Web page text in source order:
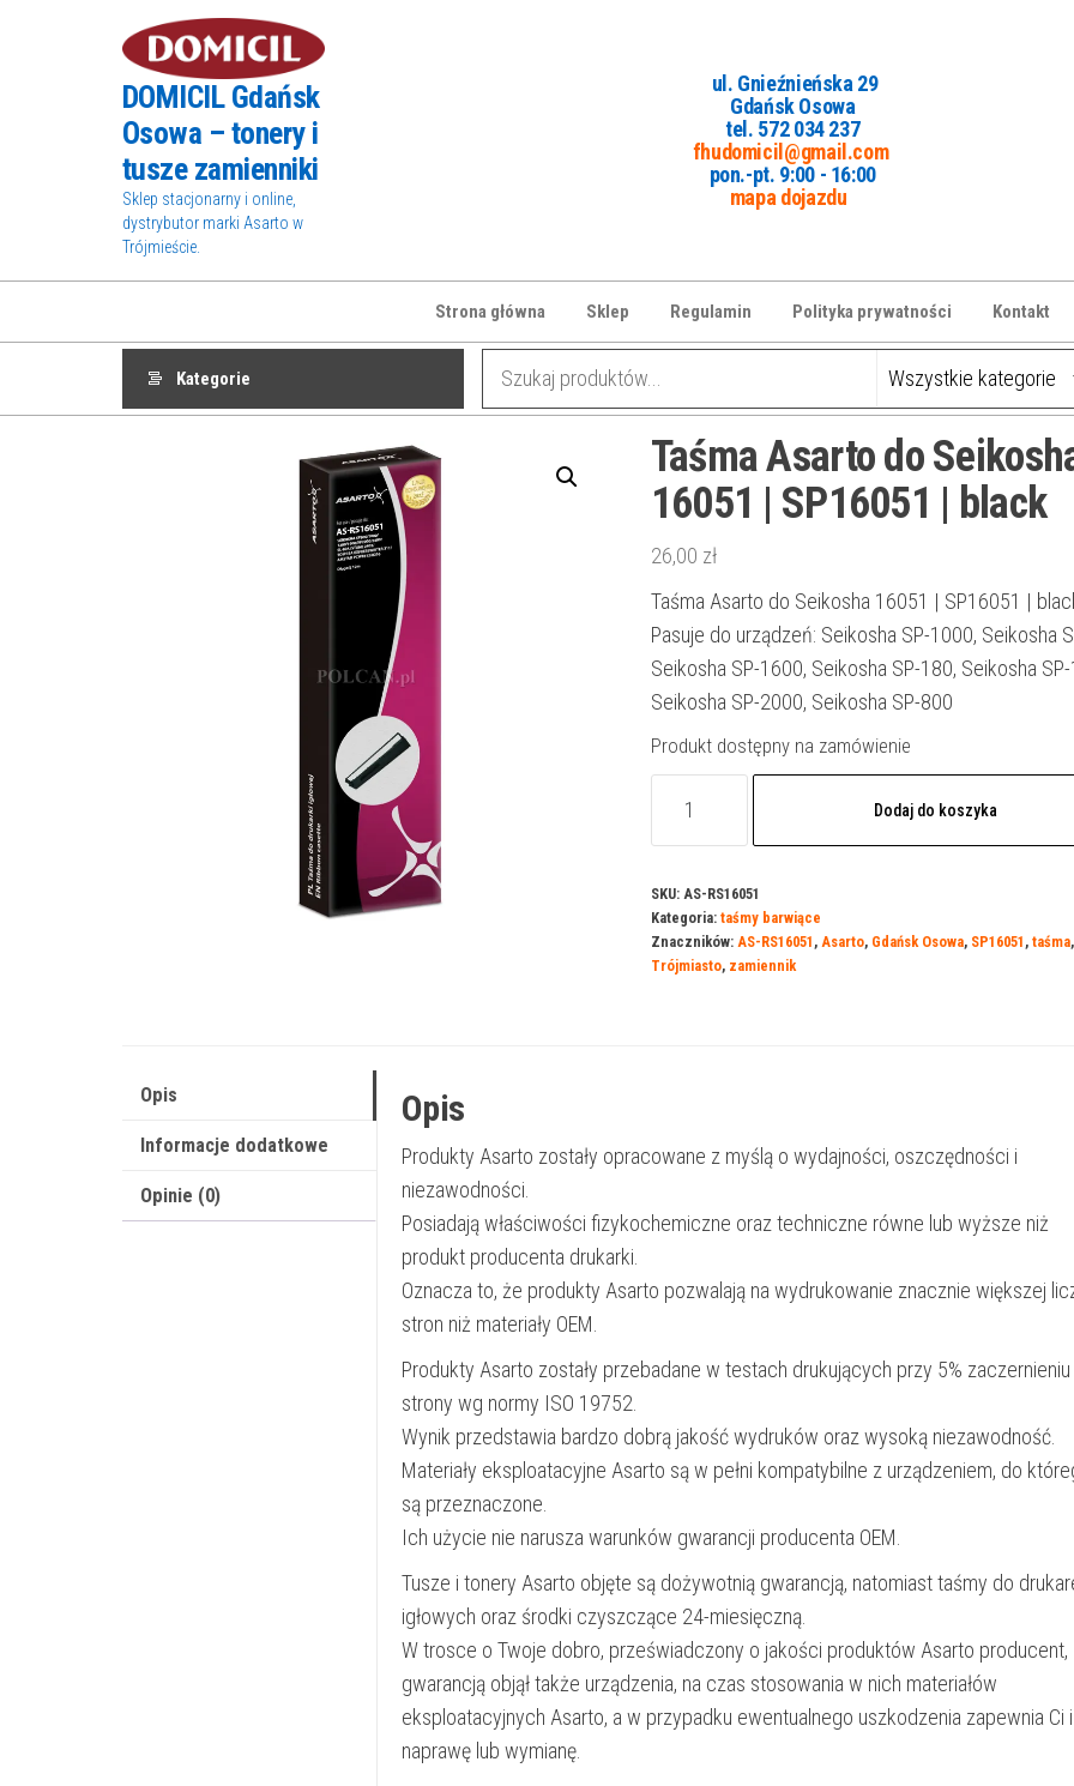
DOMICIL Gdańsk
Osowa – tonery i
tusze zamienniki
Sklep stacjonarny i online,
dystrybutor marki Asarto w
Trójmieście.
ul. Gnieźnieńska 29
Gdańsk Osowa
tel. 572 034 237
fhudomicil@gmail.com
pon.-pt. 9:00 - 16:00
mapa dojazdu
Strona główna Sklep Regulamin Polityka prywatności Kontakt
Kategorie
Taśma Asarto do
16051 | SP16051 | black
26,00 zł
Taśma Asarto do Seikosha 16051 | SP16051 |
Pasuje do urządzeń: Seikosha SP-1000, Seikosha
Seikosha SP-1600, Seikosha SP-180, Seikosha
Seikosha SP-2000, Seikosha SP-800
Produkt dostępny na zamówienie
Taśma
do
Seikosha
16051
Dodaj do koszyka
SKU: AS-RS16051
Kategoria: taśmy barwiące
Znaczników: AS-RS16051 , Asarto, Gdańsk Osowa, SP16051 , taśma,
Trójmiasto, zamiennik
Opis
Informacje dodatkowe
Opinie (0)
Opis
Produkty Asarto zostały opracowane z myślą o wydajności, oszczędności i
niezawodności.
Posiadają właściwości fizykochemiczne oraz techniczne równe lub wyższe niż
produkt producenta drukarki.
Oznacza to, że produkty Asarto pozwalają na wydrukowanie znacznie większej
stron niż materiały OEM.
Produkty Asarto zostały przebadane w testach drukujących przy 5% zaczernieniu
strony wg normy ISO 19752.
Wynik przedstawia bardzo dobrą jakość wydruków oraz wysoką niezawodność.
Materiały eksploatacyjne Asarto są w pełni kompatybilne z urządzeniem, do
są przeznaczone.
Ich użycie nie narusza warunków gwarancji producenta OEM.
Tusze i tonery Asarto objęte są dożywotnią gwarancją, natomiast taśmy do
igłowych oraz środki czyszczące 24-miesięczną.
W trosce o Twoje dobro, przeświadczony o jakości produktów Asarto producent,
gwarancją objął także urządzenia, na czas stosowania w nich materiałów
eksploatacyjnych Asarto, a w przypadku ewentualnego uszkodzenia zapewnia Ci
naprawę lub wymianę.